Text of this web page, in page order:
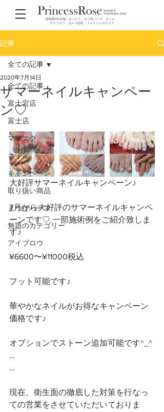
静岡県内4店舗！まつエク、まつ毛パーマ、ネイル、
アイブロウ、セルフ脱毛、フェイシャルエステ
記事
全ての記事
富士宮店
富士店
マツエク
ネイル
キャンペーン
取り扱い商品
まつげパーマ
無題のカテゴリー
アイブロウ
全ての記事
サマーネイルキャンペー
ン♡
2020年7月14日
大好評サマーネイルキャンペーン♪
7月から大好評のサマーネイルキャンペ
ーンです♡ 一部施術例をご紹介致しま
す♪
¥6600〜¥11000税込
フット可能です♪
華やかなネイルがお得なキャンペーン
価格です♪
オプションでストーン追加可能です^_^
…
…
現在、衛生面の徹底した対策を行なっ
ての営業をさせていただいておりま